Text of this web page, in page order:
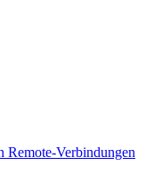
Remote-Verbindungen